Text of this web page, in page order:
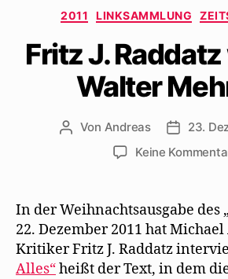
2011 LINKSAMMLUNG
Fritz J.
Walter
Beitragsautor
Von Andreas
23.
Keine
In der Weihnachtsausgabe des
22. Dezember 2011 hat
Kritiker Fritz J. Raddatz
Alles“heißt der Text, in dem